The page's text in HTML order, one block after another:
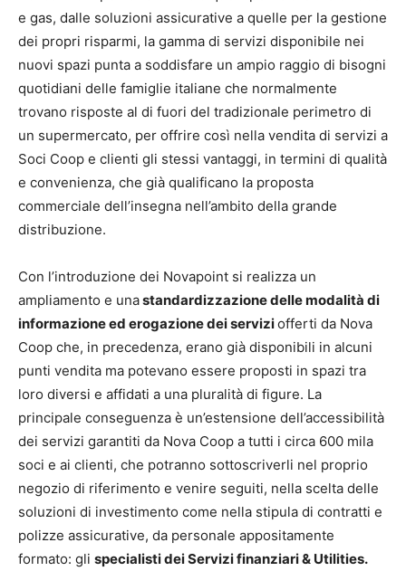
e gas, dalle soluzioni assicurative a quelle per la gestione
dei propri risparmi, la gamma di servizi disponibile nei
nuovi spazi punta a soddisfare un ampio raggio di bisogni
quotidiani delle famiglie italiane che normalmente
trovano risposte al di fuori del tradizionale perimetro di
un supermercato, per offrire così nella vendita di servizi a
Soci Coop e clienti gli stessi vantaggi, in termini di qualità
e convenienza, che già qualificano la proposta
commerciale dell’insegna nell’ambito della grande
distribuzione.
Con l’introduzione dei Novapoint si realizza un
ampliamento e unastandardizzazione delle modalità di
informazione ed erogazione dei serviziofferti da Nova
Coop che, in precedenza, erano già disponibili in alcuni
punti vendita ma potevano essere proposti in spazi tra
loro diversi e affidati a una pluralità di figure. La
principale conseguenza è un’estensione dell’accessibilità
dei servizi garantiti da Nova Coop a tutti i circa 600 mila
soci e ai clienti, che potranno sottoscriverli nel proprio
negozio di riferimento e venire seguiti, nella scelta delle
soluzioni di investimento come nella stipula di contratti e
polizze assicurative, da personale appositamente
formato: gli specialisti dei Servizi finanziari & Utilities.